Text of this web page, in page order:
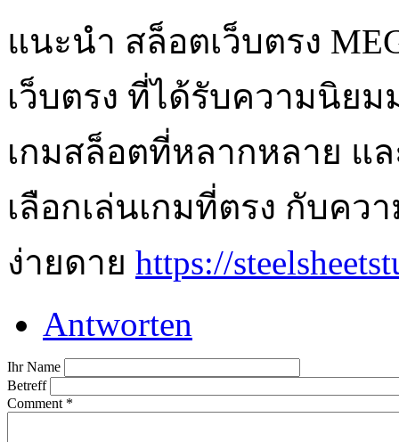
แนะนำ สล็อตเว็บตรง
เว็บตรง ที่ได้รับความนิย
เกมสล็อตที่หลากหลาย แ
เลือกเล่นเกมที่ตรง กับคว
ง่ายดาย https://
Antworten
Ihr Name
Betreff
Comment *